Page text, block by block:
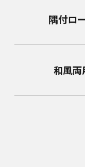
隅付ロ
和風